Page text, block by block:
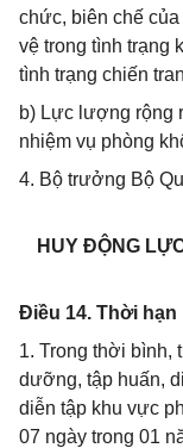
chức, biên chế
vệ trong tình trạng
tình trạng chiến
b) Lực lượng rộng
nhiệm vụ phòng
4. Bộ trưởng Bộ
HUY ĐỘNG
Điều 14. Thời
1. Trong thời bình,
dưỡng, tập huấn,
diễn tập khu vực
07 ngày trong 01